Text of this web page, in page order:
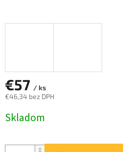
€57 / ks
€46,34 bez DPH
cena:
Skladom